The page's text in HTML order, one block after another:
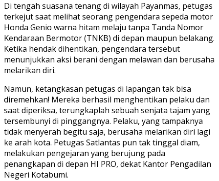
Di tengah suasana tenang di wilayah Payanmas, petugas
terkejut saat melihat seorang pengendara sepeda motor
Honda Genio warna hitam melaju tanpa Tanda Nomor
Kendaraan Bermotor (TNKB) di depan maupun belakang.
Ketika hendak dihentikan, pengendara tersebut
menunjukkan aksi berani dengan melawan dan berusaha
melarikan diri.
Namun, ketangkasan petugas di lapangan tak bisa
diremehkan! Mereka berhasil menghentikan pelaku dan
saat diperiksa, terungkaplah sebuah senjata tajam yang
tersembunyi di pinggangnya. Pelaku, yang tampaknya
tidak menyerah begitu saja, berusaha melarikan diri lagi
ke arah kota. Petugas Satlantas pun tak tinggal diam,
melakukan pengejaran yang berujung pada
penangkapan di depan HI PRO, dekat Kantor Pengadilan
Negeri Kotabumi.